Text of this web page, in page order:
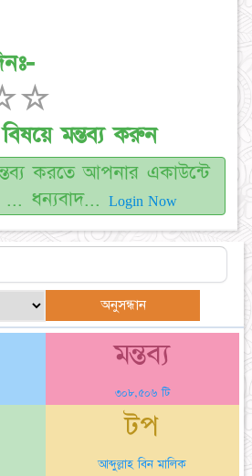
☆
মন্তব্য করুন
করতে আপনার একাউন্টে
ধন্যবাদ...
Login Now
মন্তব্য
৩০৮,৫০৬ টি
টপ
আব্দুল্লাহ বিন মালিক